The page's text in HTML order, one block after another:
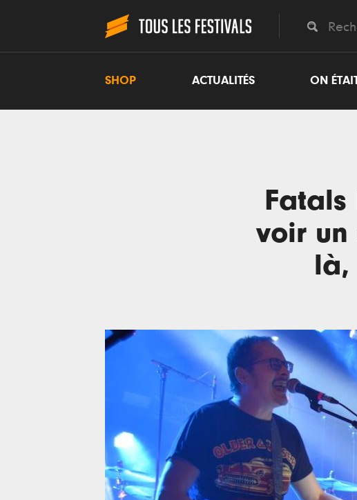
SHOP ACTUALITÉS ON
voir